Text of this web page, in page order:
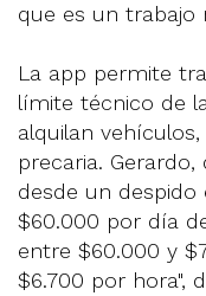
que es un trabajo
La app permite
límite técnico de
alquilan
precaria.
desde un despido
$60.000 por día
entre $60.000 y
$6.700 por hora",